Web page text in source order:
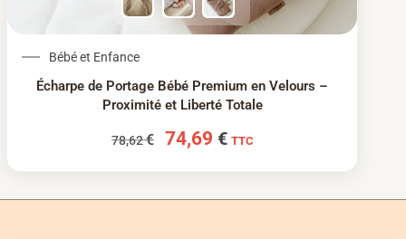
Bébé et Enfance
Écharpe de Portage Bébé Premium en Velours –
Proximité et Liberté Totale
78,62€ 74,69 € TTC